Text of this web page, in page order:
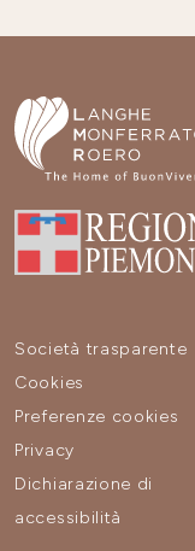
Società trasparente
Cookies
Preferenze cookies
Privacy
Dichiarazione di
accessibilità